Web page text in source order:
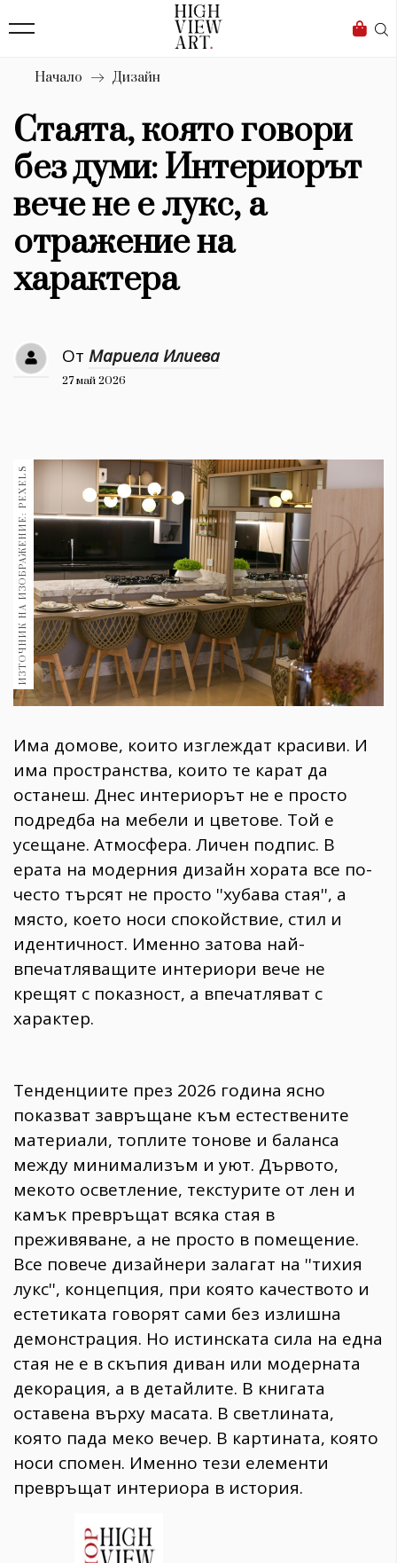
Бизнес
Мода
Dialogue
Изкуство
4340
Красота
777
Дизайн
Книги 1188
Гурме
Пътувай
237
Здраве 389
Gentlemen
382
Wellness
1817
ПОСЛЕДВАЙТЕ
НИ
Начало Дизайн
Стаята, която говори
без думи: Интериорът
вече не е лукс, а
отражение на
характера
От Мариела Илиева
27 май 2026
ИЗТОЧНИК НА ИЗОБРАЖЕНИЕ: PEXELS
Има домове, които изглеждат красиви. И
има пространства, които те карат да
останеш. Днес интериорът не е просто
подредба на мебели и цветове. Той е
усещане. Атмосфера. Личен подпис. В
ерата на модерния дизайн хората все по-
често търсят не просто ''хубава стая'', а
място, което носи спокойствие, стил и
идентичност. Именно затова най-
впечатляващите интериори вече не
крещят с показност, а впечатляват с
характер.
Тенденциите през 2026 година ясно
показват завръщане към естествените
материали, топлите тонове и баланса
между минимализъм и уют. Дървото,
мекото осветление, текстурите от лен и
камък превръщат всяка стая в
преживяване, а не просто в помещение.
Все повече дизайнери залагат на ''тихия
лукс'', концепция, при която качеството и
естетиката говорят сами без излишна
демонстрация. Но истинската сила на една
стая не е в скъпия диван или модерната
декорация, а в детайлите. В книгата
оставена върху масата. В светлината,
която пада меко вечер. В картината, която
носи спомен. Именно тези елементи
превръщат интериора в история.